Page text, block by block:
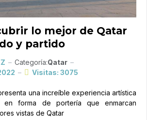
lo mejor de Qatar
y partido
Categoría:Qatar
Visitas: 3075
una increíble experiencia artística
en forma de portería que enmarcan
vistas de Qatar